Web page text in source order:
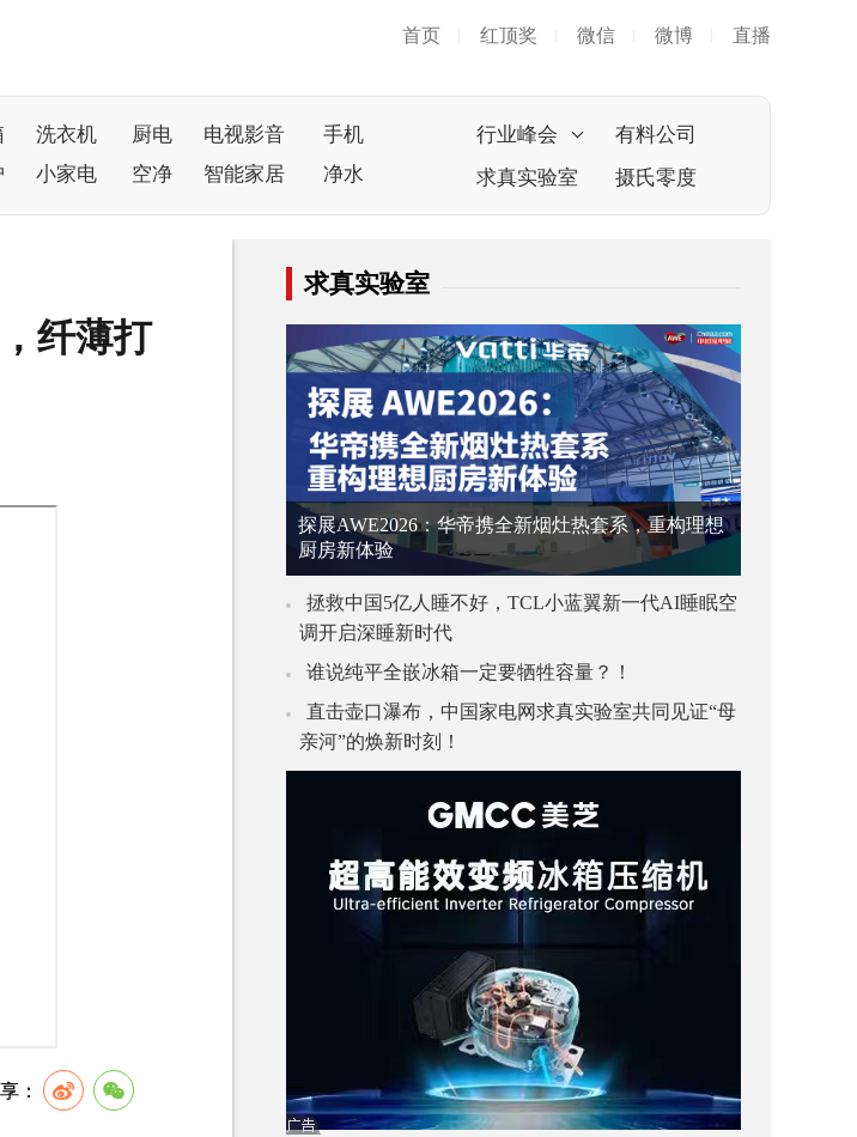
首页 红顶奖 微信 微博 直播
洗衣机 厨电 电视影音
手机
小家电 空净 智能家居 净水
行业峰会
有料公司
求真实验室
摄氏零度
纤薄打
求真实验室
探展AWE2026：华帝携全新烟灶热套系，重构理想
厨房新体验
拯救中国5亿人睡不好，TCL小蓝翼新一代AI睡眠空
调开启深睡新时代
谁说纯平全嵌冰箱一定要牺牲容量？！
直击壶口瀑布，中国家电网求真实验室共同见证“母
亲河”的焕新时刻！